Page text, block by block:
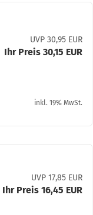
UVP 30,95 EUR
Ihr Preis 30,15 EUR
inkl. 19% MwSt.
UVP 17,85 EUR
Ihr Preis 16,45 EUR